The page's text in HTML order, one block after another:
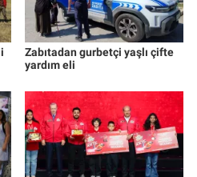
Zabıtadan gurbetçi yaşlı çifte
yardım eli